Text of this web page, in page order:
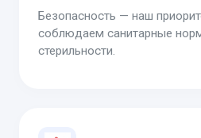
Безопасность — наш
соблюдаем санитарные
стерильности.